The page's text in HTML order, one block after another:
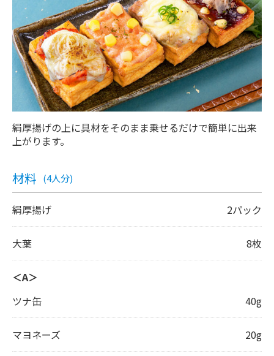
絹厚揚げの上に具材をそのまま乗せるだけで簡単に出来
上がります。
材料 (4人分)
絹厚揚げ 2パック
大葉 8枚
＜A＞
ツナ缶
40g
マヨネーズ 20g